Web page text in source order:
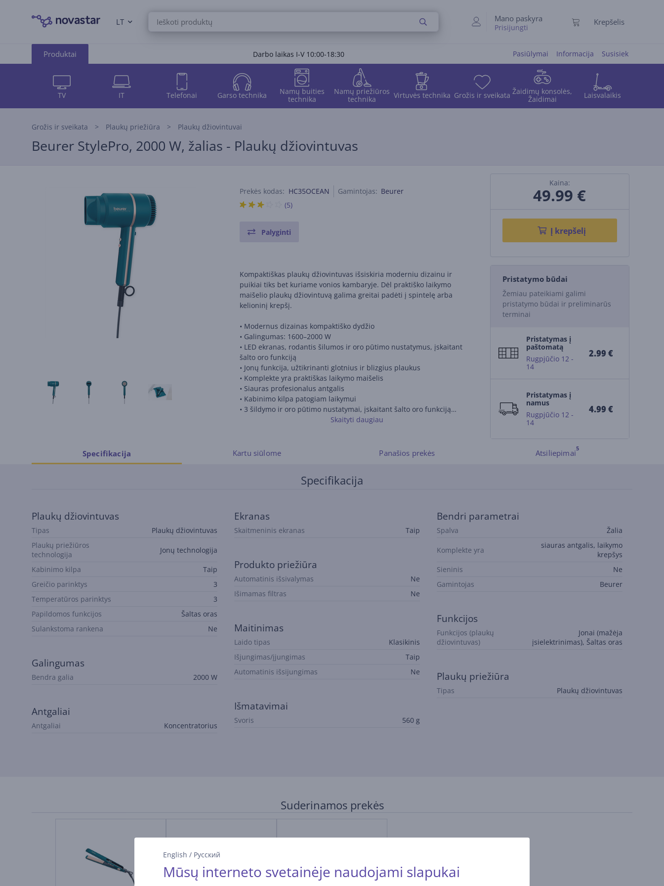
English / Русский
Mūsų interneto svetainėje naudojami slapukai
LT Mano paskyra
Prisijungti
Krepšelis
Produktai Darbo laikas I-V 10:00-18:30 Pasiūlymai Informacija Susisiek
TV IT Telefonai Garso technika
Namų buities
technika
Namų priežiūros
technika
Virtuvės technika Grožis ir sveikata Žaidimų konsolės,
Žaidimai
Laisvalaikis
Grožis ir sveikata Plaukų priežiūra Plaukų džiovintuvai
Beurer StylePro, 2000 W, žalias - Plaukų džiovintuvas
Prekės kodas: HC35OCEAN Gamintojas: Beurer
(5)
Palyginti
Kompaktiškas plaukų džiovintuvas išsiskiria moderniu dizainu ir
puikiai tiks bet kuriame vonios kambaryje. Dėl praktiško laikymo
maišelio plaukų džiovintuvą galima greitai padėti į spintelę arba
kelioninį krepšį.
• Modernus dizainas kompaktiško dydžio
• Galingumas: 1600–2000 W
• LED ekranas, rodantis šilumos ir oro pūtimo nustatymus, įskaitant
šalto oro funkciją
• Jonų funkcija, užtikrinanti glotnius ir blizgius plaukus
• Komplekte yra praktiškas laikymo maišelis
• Siauras profesionalus antgalis
• Kabinimo kilpa patogiam laikymui
• 3 šildymo ir oro pūtimo nustatymai, įskaitant šalto oro funkciją
• Produkto matmenys (IxPxA): 13,1 x 8,5 x 28,6 cm
Skaityti daugiau
Kaina:
49.99 €
Į krepšelį
Pristatymo būdai
Žemiau pateikiami galimi
pristatymo būdai ir preliminarūs
terminai
Pristatymas į
paštomatą
Rugpjūčio 12 -
14
2.99 €
Pristatymas į
namus
Rugpjūčio 12 -
14
4.99 €
Specifikacija Kartu siūlome Panašios prekės Atsiliepimai
Specifikacija
Plaukų džiovintuvas
Tipas
Plaukų džiovintuvas
Plaukų priežiūros
technologija
Jonų technologija
Kabinimo kilpa
Taip
Greičio parinktys
3
Temperatūros parinktys
3
Papildomos funkcijos
Šaltas oras
Sulankstoma rankena
Ne
Galingumas
Bendra galia 2000 W
Antgaliai
Antgaliai Koncentratorius
Ekranas
Skaitmeninis ekranas Taip
Produkto priežiūra
Automatinis išsivalymas
Ne
Išimamas filtras
Ne
Maitinimas
Laido tipas
Klasikinis
Išjungimas/įjungimas
Taip
Automatinis išsijungimas
Ne
Išmatavimai
Svoris 560 g
Bendri parametrai
Spalva Žalia
Komplekte yra
siauras antgalis, laikymo
krepšys
Sieninis
Ne
Gamintojas
Beurer
Funkcijos
Funkcijos (plaukų
džiovintuvas)
Jonai (mažėja
įsielektrinimas), Šaltas oras
Plaukų priežiūra
Tipas Plaukų džiovintuvas
Suderinamos prekės